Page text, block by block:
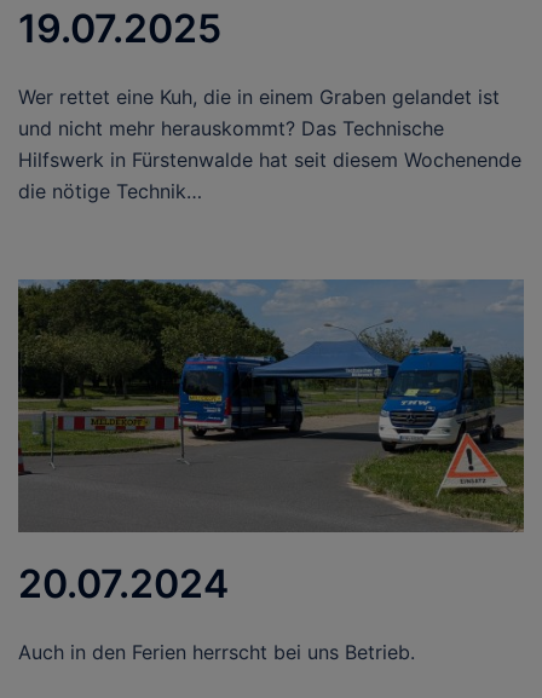
19.07.2025
Wer rettet eine Kuh, die in einem Graben gelandet ist
und nicht mehr herauskommt? Das Technische
Hilfswerk in Fürstenwalde hat seit diesem Wochenende
die nötige Technik…
20.07.2024
Auch in den Ferien herrscht bei uns Betrieb.